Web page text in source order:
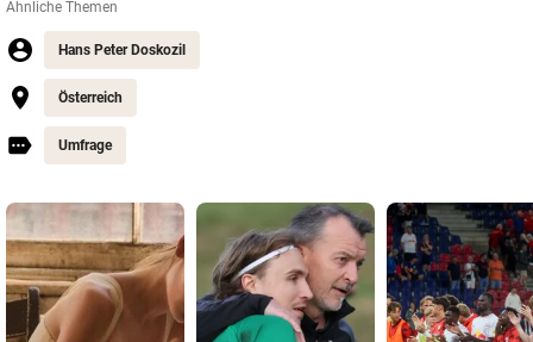
Ähnliche Themen
Hans Peter Doskozil
Österreich
Umfrage